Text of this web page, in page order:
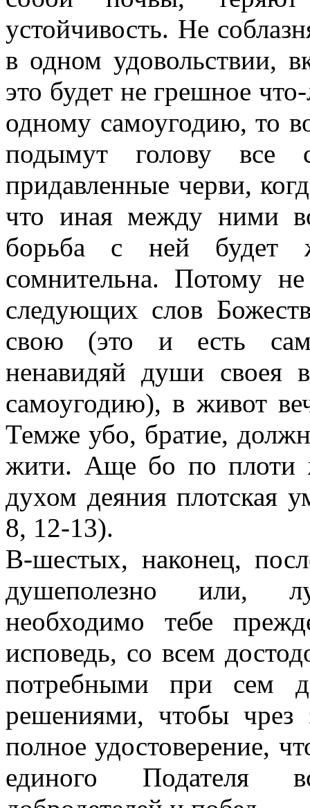
устойчивость. Не
в одном удовольствии,
это будет не грешное
одному самоугодию, то
подымут голову все
придавленные черви,
что иная между ними
борьба с ней будет
сомнительна. Потому
следующих слов
свою (это и есть
ненавидяй души
самоугодию), в живот
Темже убо, братие,
жити. Аще бо по плоти
духом деяния плотская
8, 12-13).
В-шестых, наконец,
душеполезно или,
необходимо тебе
исповедь, со всем
потребными при сем
решениями, чтобы
полное удостоверение,
единого Подателя